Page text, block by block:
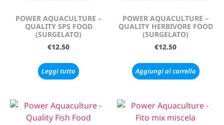
POWER AQUACULTURE –
QUALITY SPS FOOD
(SURGELATO)
€12.50
Leggi tutto
POWER AQUACULTURE –
QUALITY HERBIVORE FOOD
(SURGELATO)
€12.50
Aggiungi al carrello